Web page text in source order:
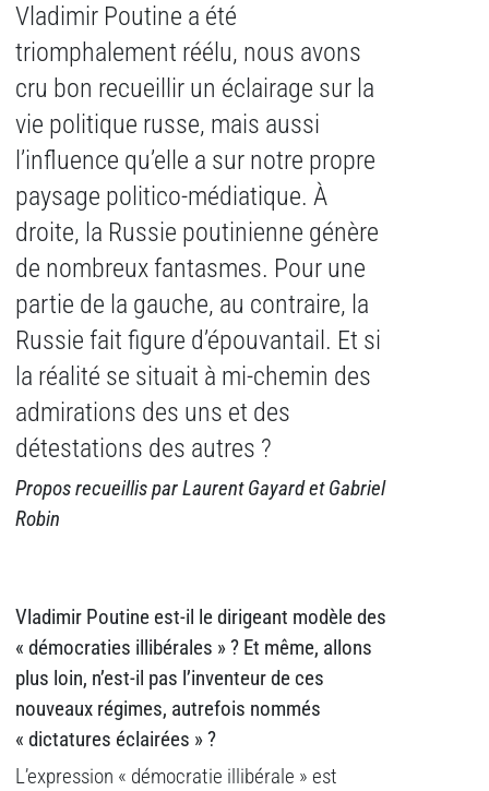
Vladimir Poutine a été
triomphalement réélu, nous avons
cru bon recueillir un éclairage sur la
vie politique russe, mais aussi
l’influence qu’elle a sur notre propre
paysage politico-médiatique. À
droite, la Russie poutinienne génère
de nombreux fantasmes. Pour une
partie de la gauche, au contraire, la
Russie fait figure d’épouvantail. Et si
la réalité se situait à mi-chemin des
admirations des uns et des
détestations des autres ?
Propos recueillis par Laurent Gayard et Gabriel
Robin
Vladimir Poutine est-il le dirigeant modèle des
« démocraties illibérales » ? Et même, allons
plus loin, n’est-il pas l’inventeur de ces
nouveaux régimes, autrefois nommés
« dictatures éclairées » ?
L’expression « démocratie illibérale » est